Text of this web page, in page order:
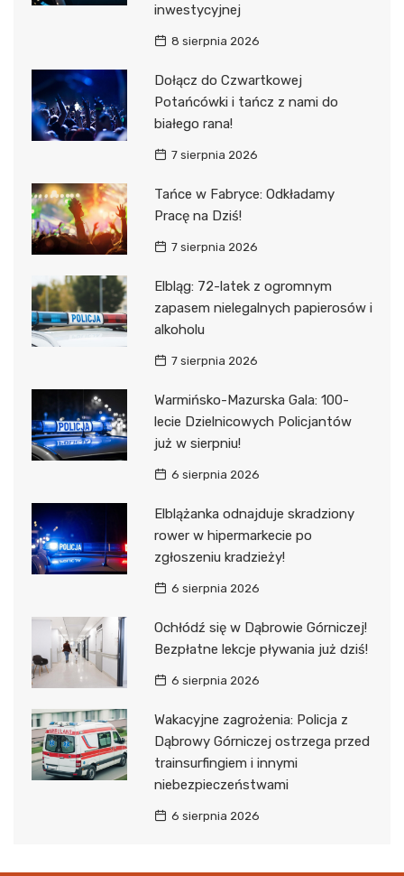
inwestycyjnej
8 sierpnia 2026
Dołącz do Czwartkowej
Potańcówki i tańcz z nami do
białego rana!
7 sierpnia 2026
Tańce w Fabryce: Odkładamy
Pracę na Dziś!
7 sierpnia 2026
Elbląg: 72-latek z ogromnym
zapasem nielegalnych papierosów i
alkoholu
7 sierpnia 2026
Warmińsko-Mazurska Gala: 100-
lecie Dzielnicowych Policjantów
już w sierpniu!
6 sierpnia 2026
Elblążanka odnajduje skradziony
rower w hipermarkecie po
zgłoszeniu kradzieży!
6 sierpnia 2026
Ochłódź się w Dąbrowie Górniczej!
Bezpłatne lekcje pływania już dziś!
6 sierpnia 2026
Wakacyjne zagrożenia: Policja z
Dąbrowy Górniczej ostrzega przed
trainsurfingiem i innymi
niebezpieczeństwami
6 sierpnia 2026